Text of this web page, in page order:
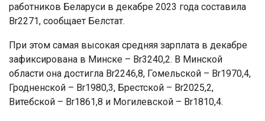
работников Беларуси в декабре 2023 года составила
Br2271, сообщает Белстат.
При этом самая высокая средняя зарплата в декабре
зафиксирована в Минске – Br3240,2. В Минской
области она достигла Br2246,8, Гомельской – Br1970,4,
Гродненской – Br1980,3, Брестской – Br2025,2,
Витебской – Br1861,8 и Могилевской – Br1810,4.